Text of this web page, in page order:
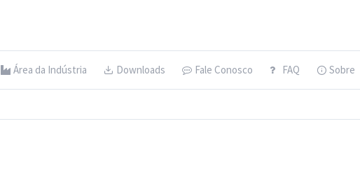
Área da Indústria Downloads Fale Conosco FAQ Sobre